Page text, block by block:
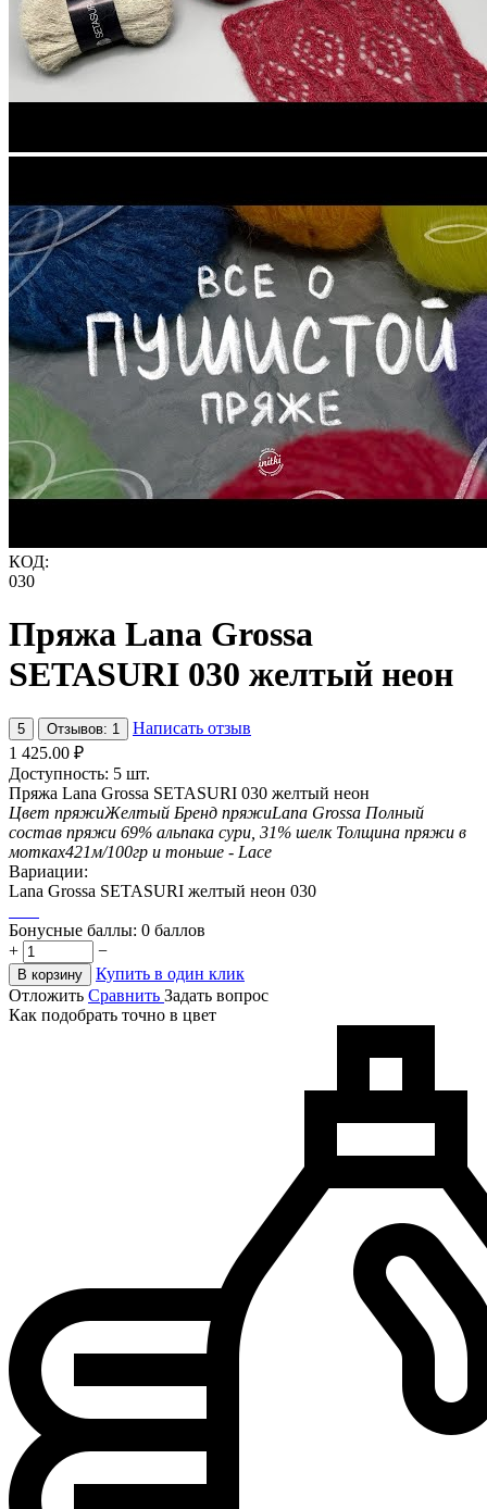
КОД:
030
Пряжа Lana Grossa
SETASURI 030 желтый неон
5 Отзывов: 1
Написать отзыв
1 425.00 ₽
Доступность: 5 шт.
Пряжа Lana Grossa SETASURI 030 желтый неон
Цвет пряжиЖелтый Бренд пряжиLana Grossa Полный
состав пряжи 69% альпака сури, 31% шелк Толщина пряжи в
мотках421м/100гр и тоньше - Lace
Вариации:
Lana Grossa SETASURI желтый неон 030
Бонусные баллы: 0 баллов
+
−
В корзину
Купить в один клик
Отложить Сравнить Задать вопрос
Как подобрать точно в цвет